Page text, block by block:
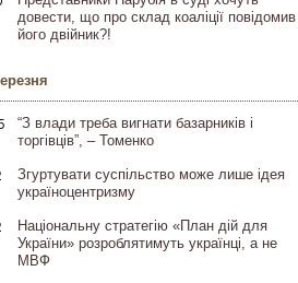
довести, що про склад коаліції повідомив
його двійник?!
“З влади треба вигнати базарників і
торгівців”, – Томенко
Згуртувати суспільство може лише ідея
україноцентризму
Національну стратегію «План дій для
України» розроблятимуть українці, а не
МВФ